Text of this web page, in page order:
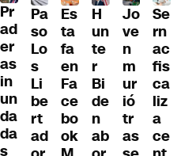
Pr
ad
er
as
in
un
da
da
s
Pa
so
Lo
s
Li
be
rt
ad
Es
ta
fa
en
Fa
ce
bo
ok
H
un
te
r
Bi
de
n
ab
Jo
ve
n
m
ur
ió
tr
as
Se
rn
ac
fis
ca
liz
a
ce